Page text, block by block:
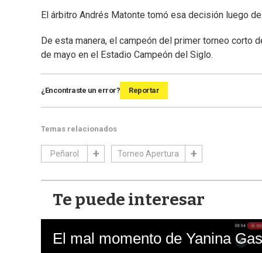
El árbitro Andrés Matonte tomó esa decisión luego
De esta manera, el campeón del primer torneo corto
de mayo en el Estadio Campeón del Siglo.
¿Encontraste un error? Reportar
Temas relacionados
Peñarol Torneo Apertura
Te puede interesar